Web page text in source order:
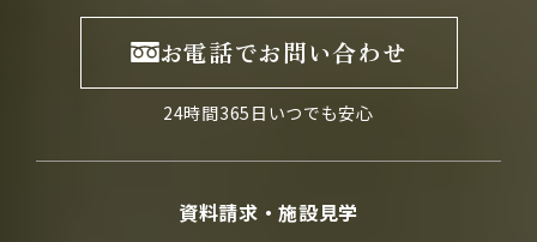
お電話でお問い合わせ
24時間365日いつでも安心
資料請求・施設見学